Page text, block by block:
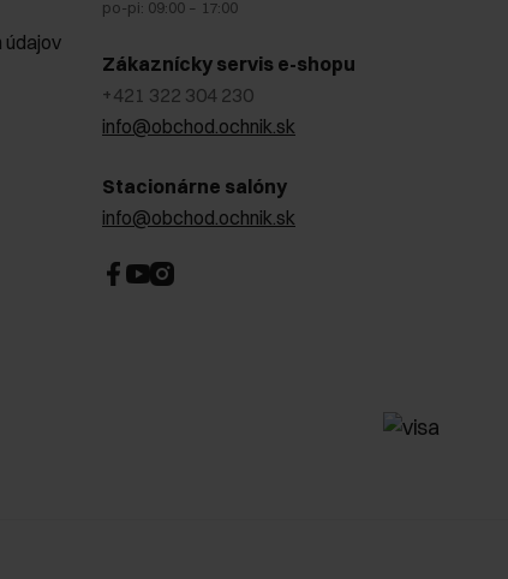
údajov
po-pi: 09:00 – 17:00
Zákaznícky servis e-shopu
+421 322 304 230
info@obchod.ochnik.sk
Stacionárne salóny
info@obchod.ochnik.sk